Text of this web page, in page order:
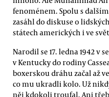
fenoménem. Spolu s
zasáhl do diskuse o
státech amerických i ve
Narodil se 17. ledna 1942 v
v Kentucky do rodiny
boxerskou dráhu začal až
co mu ukradli kolo. Už
něj kdokoli troufal. Ani